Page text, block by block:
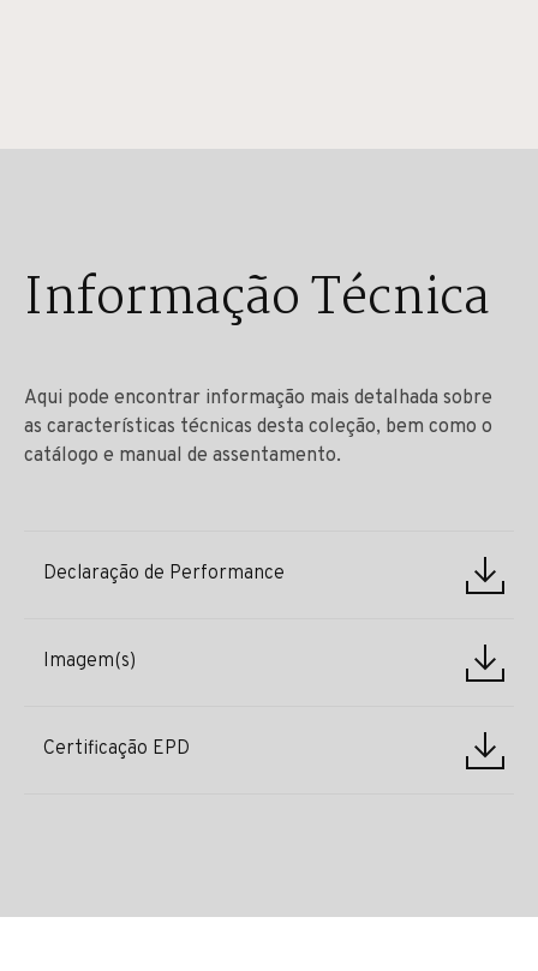
Informação Técnica
Aqui pode encontrar informação mais detalhada sobre
as características técnicas desta coleção, bem como o
catálogo e manual de assentamento.
Declaração de Performance
Imagem(s)
Certificação EPD